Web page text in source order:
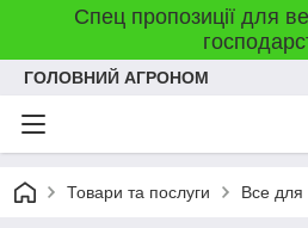
Спец пропозиції для
ГОЛОВНИЙ АГРОНОМ
Товари та послуги Все для